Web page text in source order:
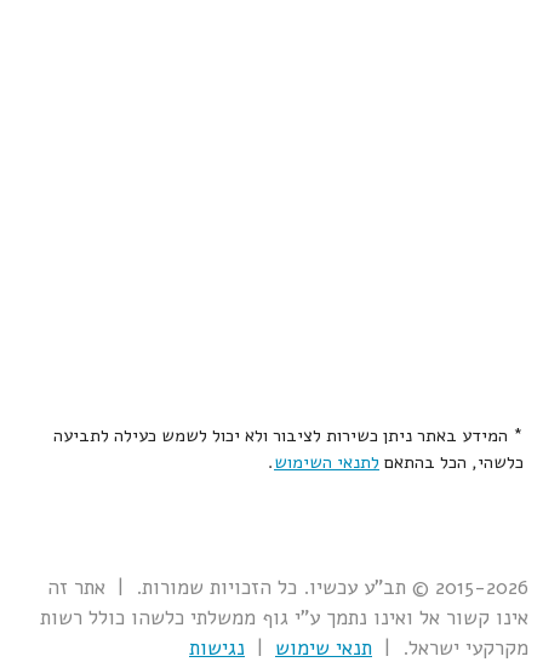
* המידע באתר ניתן כשירות לציבור ולא יכול לשמש כעילה לתביעה
כלשהי, הכל בהתאם לתנאי השימוש.
2015-2026 © תב"ע עכשיו. כל הזכויות שמורות. | אתר זה
אינו קשור אל ואינו נתמך ע"י גוף ממשלתי כלשהו כולל רשות
מקרקעי ישראל. | תנאי שימוש | נגישות